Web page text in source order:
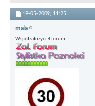
19-05-2009, 11:25
mala
Współzałożyciel forum